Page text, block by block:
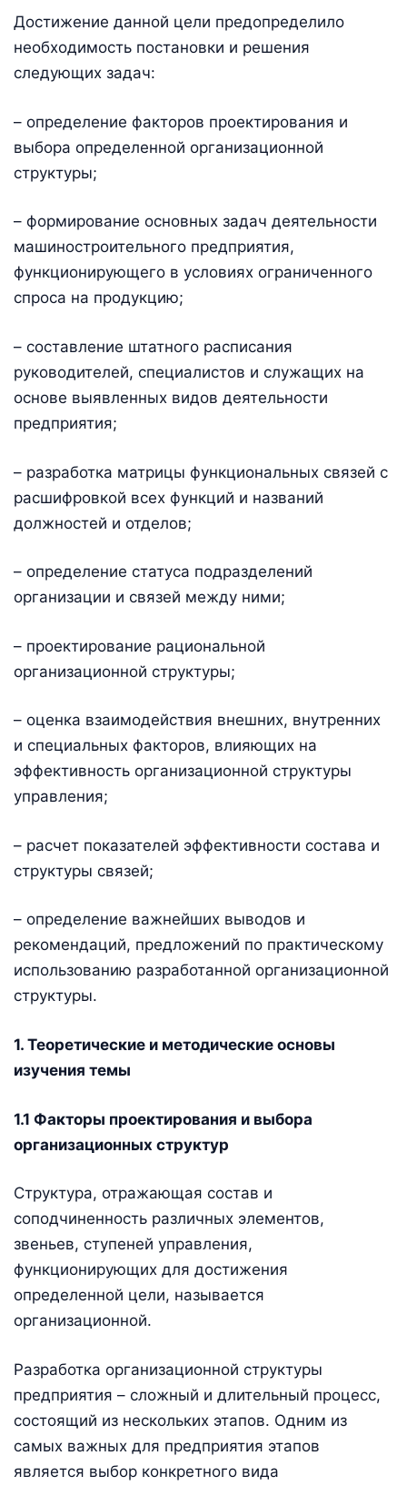
Достижение данной цели предопределило
необходимость постановки и решения
следующих задач:
– определение факторов проектирования и
выбора определенной организационной
структуры;
– формирование основных задач деятельности
машиностроительного предприятия,
функционирующего в условиях ограниченного
спроса на продукцию;
– составление штатного расписания
руководителей, специалистов и служащих на
основе выявленных видов деятельности
предприятия;
– разработка матрицы функциональных связей с
расшифровкой всех функций и названий
должностей и отделов;
– определение статуса подразделений
организации и связей между ними;
– проектирование рациональной
организационной структуры;
– оценка взаимодействия внешних, внутренних
и специальных факторов, влияющих на
эффективность организационной структуры
управления;
– расчет показателей эффективности состава и
структуры связей;
– определение важнейших выводов и
рекомендаций, предложений по практическому
использованию разработанной организационной
структуры.
1. Теоретические и методические основы
изучения темы
1.1 Факторы проектирования и выбора
организационных структур
Структура, отражающая состав и
соподчиненность различных элементов,
звеньев, ступеней управления,
функционирующих для достижения
определенной цели, называется
организационной.
Разработка организационной структуры
предприятия – сложный и длительный процесс,
состоящий из нескольких этапов. Одним из
самых важных для предприятия этапов
является выбор конкретного вида